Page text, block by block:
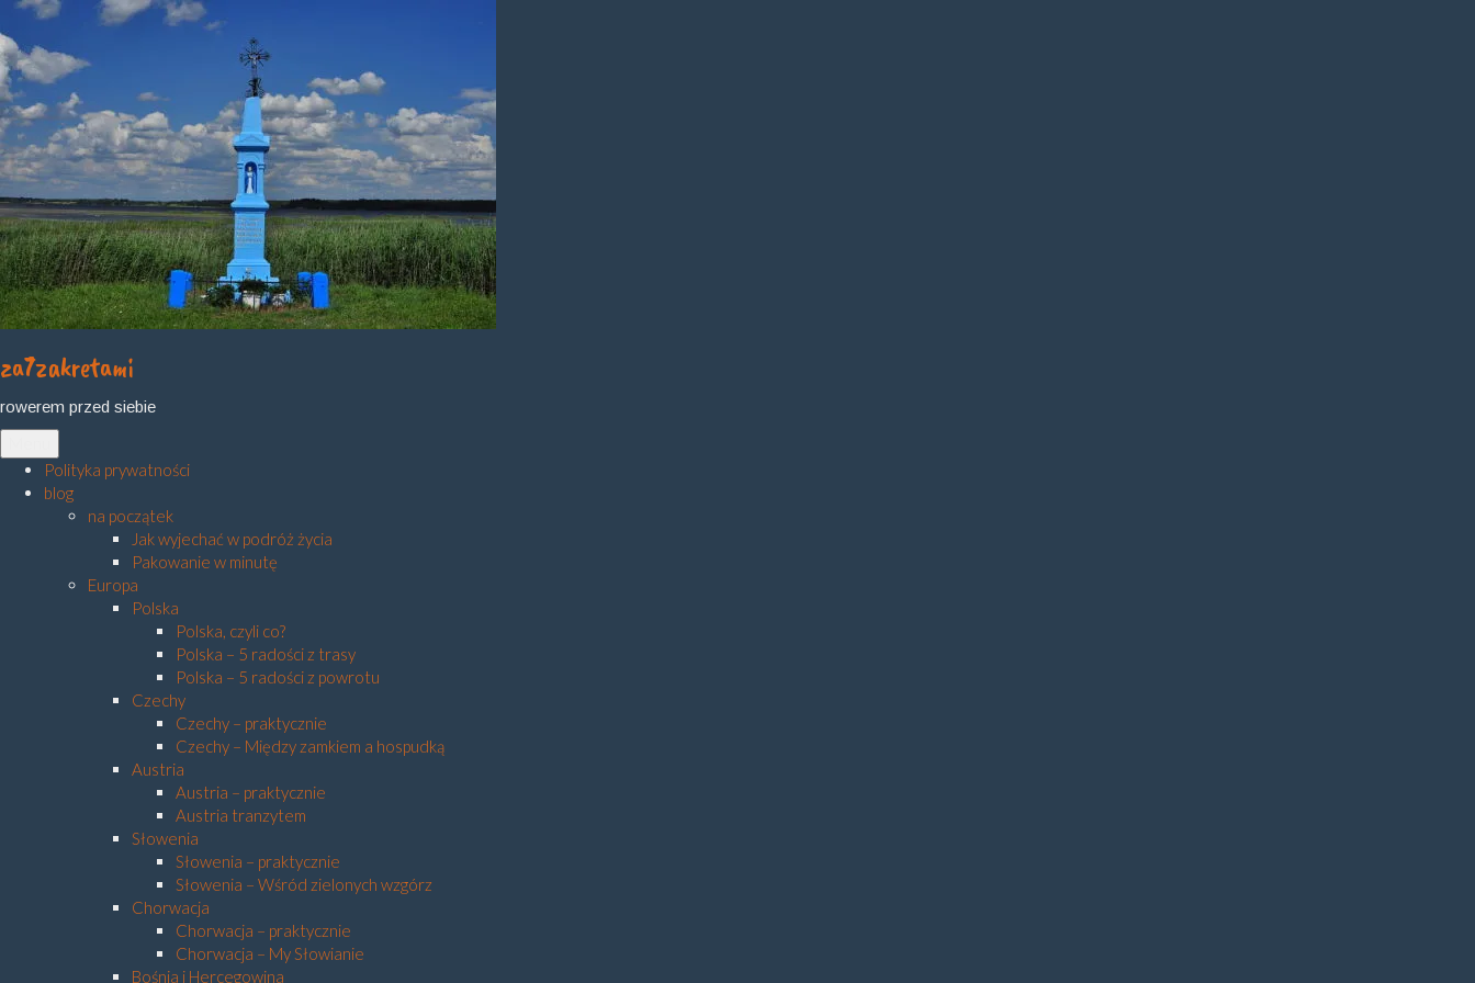
Skip
to
content
za7zakretami
rowerem przed siebie
Polityka prywatności
blog
na początek
Jak wyjechać w podróż życia
Pakowanie w minutę
Europa
Polska
Polska, czyli co?
Polska – 5 radości z trasy
Polska – 5 radości z powrotu
Czechy
Czechy – praktycznie
Czechy – Między zamkiem a hospudką
Austria
Austria – praktycznie
Austria tranzytem
Słowenia
Słowenia – praktycznie
Słowenia – Wśród zielonych wzgórz
Chorwacja
Chorwacja – praktycznie
Chorwacja – My Słowianie
Bośnia i Hercegowina